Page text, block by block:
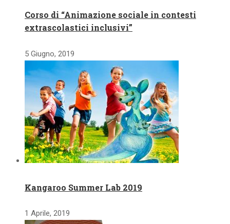
Corso di “Animazione sociale in contesti
extrascolastici inclusivi”
5 Giugno, 2019
Kangaroo Summer Lab 2019
1 Aprile, 2019